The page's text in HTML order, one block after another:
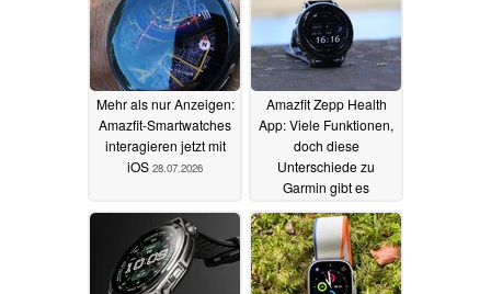
Mehr als nur Anzeigen:
Amazfit-Smartwatches
interagieren jetzt mit
iOS 28.07.2026
Amazfit Zepp Health
App: Viele Funktionen,
doch diese
Unterschiede zu
Garmin gibt es
26.07.2026